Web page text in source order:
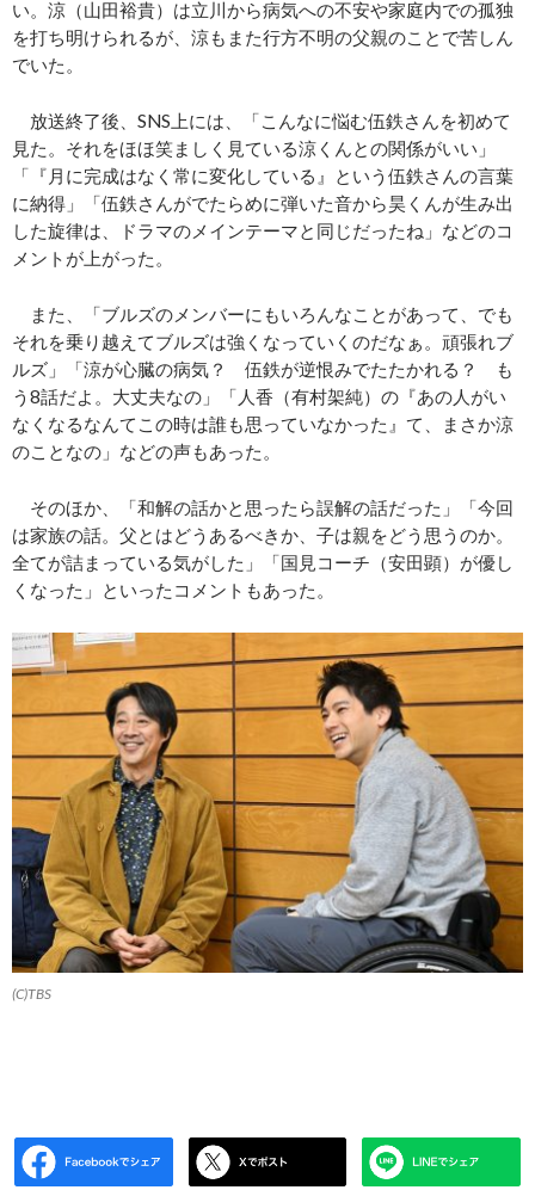
い。涼（山田裕貴）は立川から病気への不安や家庭内での孤独
を打ち明けられるが、涼もまた行方不明の父親のことで苦しん
でいた。
放送終了後、SNS上には、「こんなに悩む伍鉄さんを初めて
見た。それをほほ笑ましく見ている涼くんとの関係がいい」
「『月に完成はなく常に変化している』という伍鉄さんの言葉
に納得」「伍鉄さんがでたらめに弾いた音から昊くんが生み出
した旋律は、ドラマのメインテーマと同じだったね」などのコ
メントが上がった。
また、「ブルズのメンバーにもいろんなことがあって、でも
それを乗り越えてブルズは強くなっていくのだなぁ。頑張れブ
ルズ」「涼が心臓の病気？ 伍鉄が逆恨みでたたかれる？ も
う8話だよ。大丈夫なの」「人香（有村架純）の『あの人がい
なくなるなんてこの時は誰も思っていなかった』て、まさか涼
のことなの」などの声もあった。
そのほか、「和解の話かと思ったら誤解の話だった」「今回
は家族の話。父とはどうあるべきか、子は親をどう思うのか。
全てが詰まっている気がした」「国見コーチ（安田顕）が優し
くなった」といったコメントもあった。
(C)TBS